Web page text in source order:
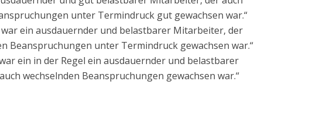
unter Termindruck gut gewachsen war.“
ein ausdauernder und belastbarer Mitarbeiter, der
Beanspruchungen unter Termindruck gewachsen war.“
ein in der Regel ein ausdauernder und belastbarer
wechselnden Beanspruchungen gewachsen war.“